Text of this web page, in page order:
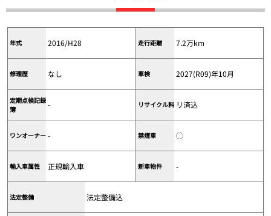
年式 2016/H28 走行距離 7.2万km
修理歴 なし 車検 2027(R09)年10月
定期点検記録
簿
- リサイクル料 リ済込
ワンオーナー - 禁煙車 ◯
輸入車属性 正規輸入車 新車物件 -
法定整備 法定整備込